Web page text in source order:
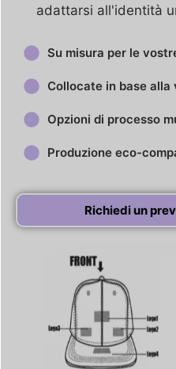
adattarsi all'identità
Su misura per le
Collocate in base
Opzioni di processo
Produzione eco-
Richiedi un